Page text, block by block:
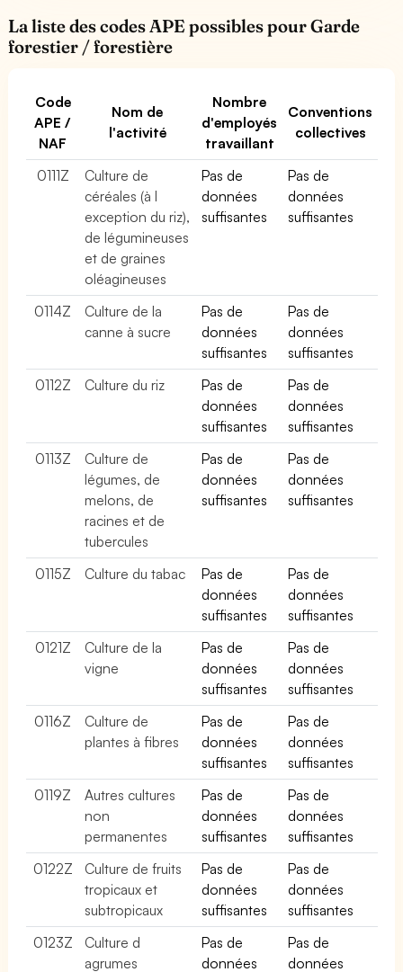
La liste des codes APE possibles pour Garde
forestier / forestière
Code
APE /
NAF
Nom de
l'activité
Nombre
d'employés
travaillant
Conventions
collectives
0111Z
Culture de
céréales (à l
exception du riz),
de légumineuses
et de graines
oléagineuses
Pas de
données
suffisantes
Pas de
données
suffisantes
0114Z
Culture de la
canne à sucre
Pas de
données
suffisantes
Pas de
données
suffisantes
0112Z
Culture du riz
Pas de
données
suffisantes
Pas de
données
suffisantes
0113Z
Culture de
légumes, de
melons, de
racines et de
tubercules
Pas de
données
suffisantes
Pas de
données
suffisantes
0115Z Culture du tabac
Pas de
données
suffisantes
Pas de
données
suffisantes
0121Z
Culture de la
vigne
Pas de
données
suffisantes
Pas de
données
suffisantes
0116Z
Culture de
plantes à fibres
Pas de
données
suffisantes
Pas de
données
suffisantes
0119Z
Autres cultures
non
permanentes
Pas de
données
suffisantes
Pas de
données
suffisantes
0122Z
Culture de fruits
tropicaux et
subtropicaux
Pas de
données
suffisantes
Pas de
données
suffisantes
0123Z
Culture d
agrumes
Pas de
données
Pas de
données